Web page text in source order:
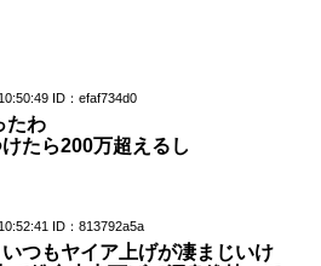
ID：efaf734d0
たわ
たら200万超えるし
ID：813792a5a
つもヤイア上げが凄まじいけ